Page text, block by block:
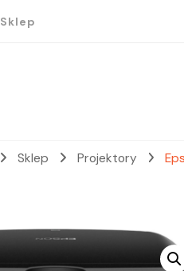
Sklep
Sklep Projektory